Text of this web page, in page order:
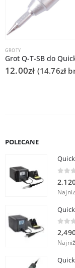
GROTY
12.00zł (14.76zł
POLECANE
0